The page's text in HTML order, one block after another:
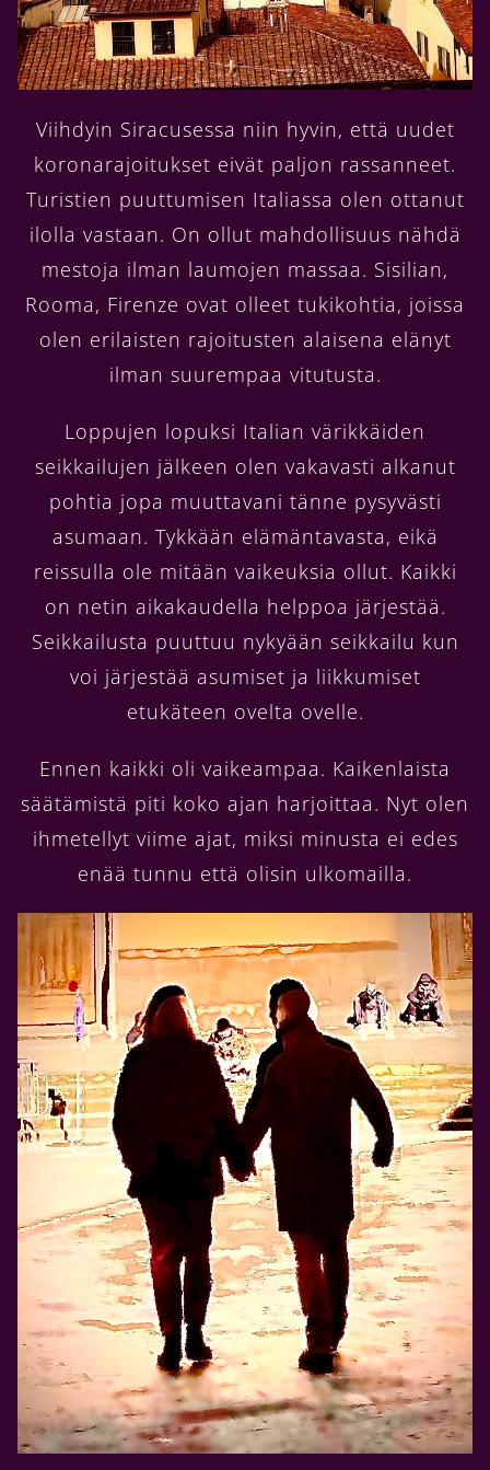
Viihdyin Siracusessa niin hyvin, että uudet
koronarajoitukset eivät paljon rassanneet.
Turistien puuttumisen Italiassa olen ottanut
ilolla vastaan. On ollut mahdollisuus nähdä
mestoja ilman laumojen massaa. Sisilian,
Rooma, Firenze ovat olleet tukikohtia, joissa
olen erilaisten rajoitusten alaisena elänyt
ilman suurempaa vitutusta.
Loppujen lopuksi Italian värikkäiden
seikkailujen jälkeen olen vakavasti alkanut
pohtia jopa muuttavani tänne pysyvästi
asumaan. Tykkään elämäntavasta, eikä
reissulla ole mitään vaikeuksia ollut. Kaikki
on netin aikakaudella helppoa järjestää.
Seikkailusta puuttuu nykyään seikkailu kun
voi järjestää asumiset ja liikkumiset
etukäteen ovelta ovelle.
Ennen kaikki oli vaikeampaa. Kaikenlaista
säätämistä piti koko ajan harjoittaa. Nyt olen
ihmetellyt viime ajat, miksi minusta ei edes
enää tunnu että olisin ulkomailla.